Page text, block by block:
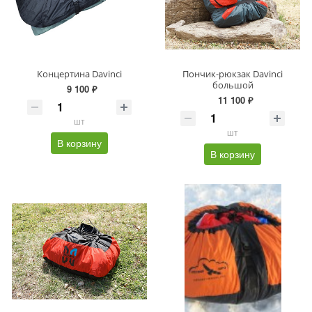
Концертина Davinci
9 100 ₽
шт
В корзину
Пончик-рюкзак Davinci
большой
11 100 ₽
шт
В корзину